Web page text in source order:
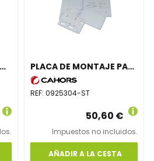
BASE UNIPOLAR CERRADA NH-1 CAJA GENERAL DE PROTECCIÓN 7 ESPC 250A PLACA DE MONTAJE PANINTER 460x480 2 TRIFÁSICO
REF:0925304-ST
50,60 €
Impuestos no incluidos.
AÑADIR A LA CESTA